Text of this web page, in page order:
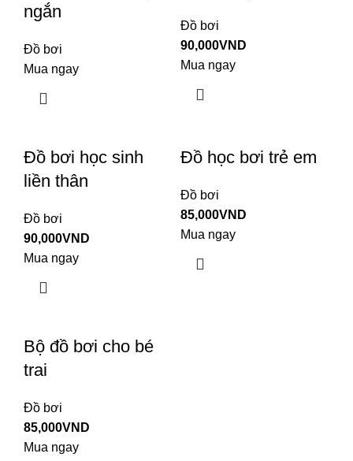
ngắn
Đồ bơi
Mua ngay
Đồ bơi
90,000VND
Mua ngay
Đồ bơi học sinh
liền thân
Đồ bơi
90,000VND
Mua ngay
Đồ học bơi trẻ em
Đồ bơi
85,000VND
Mua ngay
Bộ đồ bơi cho bé
trai
Đồ bơi
85,000VND
Mua ngay